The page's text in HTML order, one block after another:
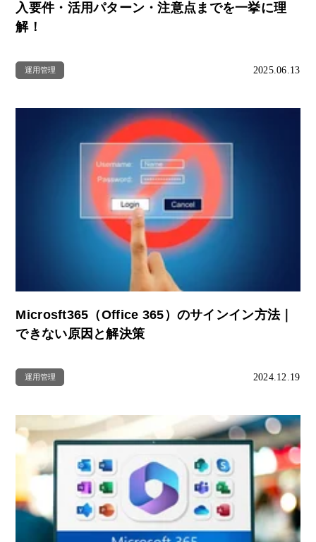
入要件・活用パターン・注意点までを一挙に理
解！
運用管理 2025.06.13
Microsft365（Office 365）のサインイン方法｜
できない原因と解決策
運用管理 2024.12.19